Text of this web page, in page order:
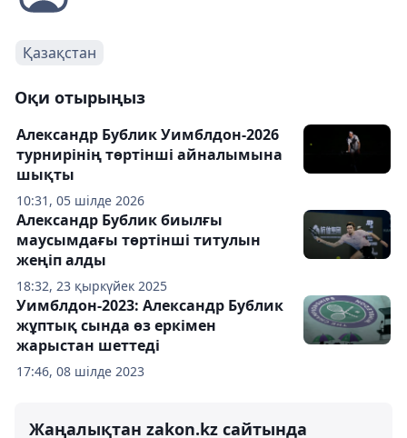
Қазақстан
Оқи отырыңыз
10:31, 05 шілде 2026
Александр Бублик Уимблдон-2026
турнирінің төртінші айналымына
шықты
18:32, 23 қыркүйек 2025
Александр Бублик биылғы
маусымдағы төртінші титулын
жеңіп алды
17:46, 08 шілде 2023
Уимблдон-2023: Александр Бублик
жұптық сында өз еркімен
жарыстан шеттеді
Жаңалықтан zakon.kz сайтында